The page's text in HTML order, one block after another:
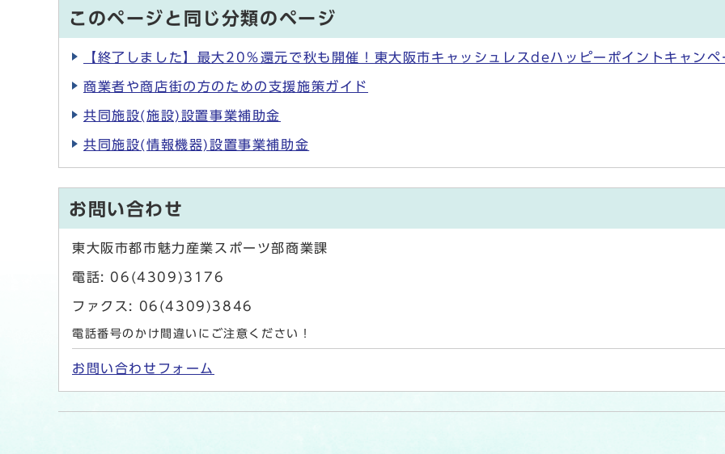
このページと同じ分類のページ
【終了しました】最大20％還元で秋も開催！東大阪市キャッシュレスdeハッピーポイントキャン
商業者や商店街の方のための支援施策ガイド
共同施設(施設)設置事業補助金
共同施設(情報機器)設置事業補助金
お問い合わせ
東大阪市都市魅力産業スポーツ部商業課
電話: 06(4309)3176
ファクス: 06(4309)3846
電話番号のかけ間違いにご注意ください！
お問い合わせフォーム